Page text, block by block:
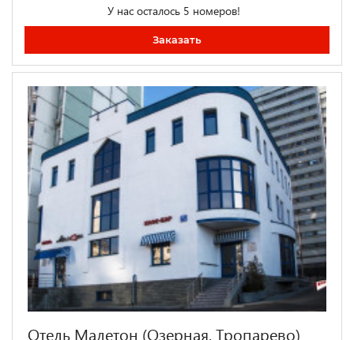
У нас осталось 5 номеров!
Заказать
Отель Малетон (Озерная, Тропарево)